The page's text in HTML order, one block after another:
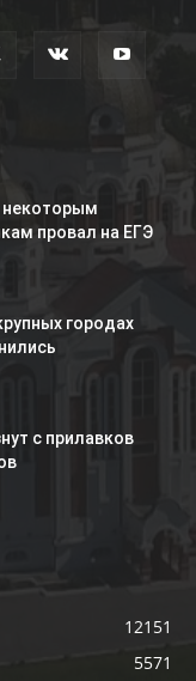
некоторым
провал на ЕГЭ
городах
с прилавков
12151
5571